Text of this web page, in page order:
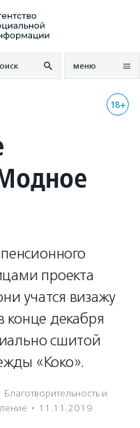
меню
18+
проекта
учатся визажу
конце декабря
сшитой
«Коко».
Благотвори­тель­ность и
· 11.11.2019